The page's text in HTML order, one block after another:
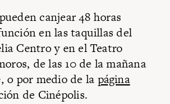
canjear 48 horas
en las taquillas del
Centro y en el Teatro
de las 10 de la mañana
o por medio de la página
de Cinépolis.